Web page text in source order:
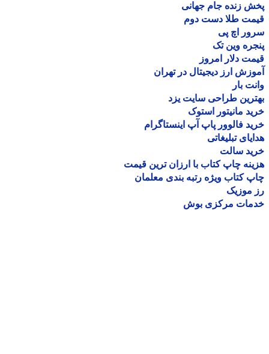
زنده جام جهانی
طلا دست دوم
اچ پی
وین تک
دلار امروز
ارز دیجیتال در تهران
بار
طراحی سایت یزد
مانیتور استوک
فالوور پاپ آپ اینستاگرام
تبلیغاتی
سالت
چاپ کتاب با ارزان ترین قیمت
کتاب ویژه رتبه بندی معلمان
موزیک
مرکزی بوش